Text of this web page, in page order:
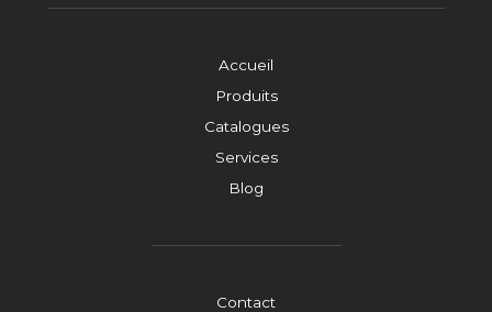
Accueil
Produits
Catalogues
Services
Blog
Contact